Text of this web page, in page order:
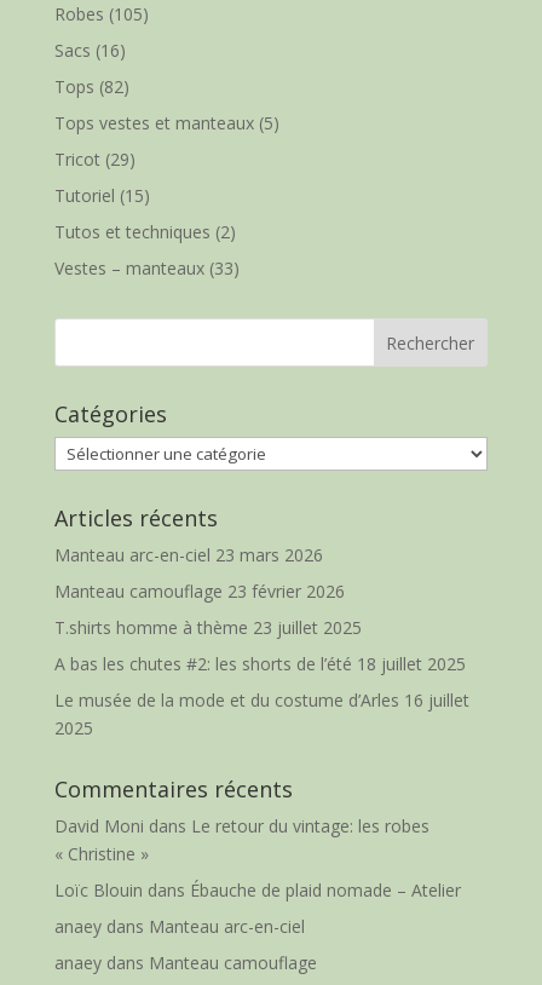
Robes (105)
Sacs (16)
Tops (82)
Tops vestes et manteaux(5)
Tricot(29)
Tutoriel (15)
Tutos et techniques (2)
Vestes – manteaux(33)
Catégories
Catégories
Articles récents
Manteau arc-en-ciel 23 mars 2026
Manteau camouflage 23 février 2026
T.shirts homme à thème 23 juillet 2025
A bas les chutes #2: les shorts de l’été 18 juillet 2025
Le musée de la mode et du costume d’Arles 16 juillet
2025
Commentaires récents
David Moni dans Le retour du vintage: les robes
« Christine »
Loïc Blouin dans Ébauche de plaid nomade – Atelier
anaeydans Manteau arc-en-ciel
anaeydans Manteau camouflage